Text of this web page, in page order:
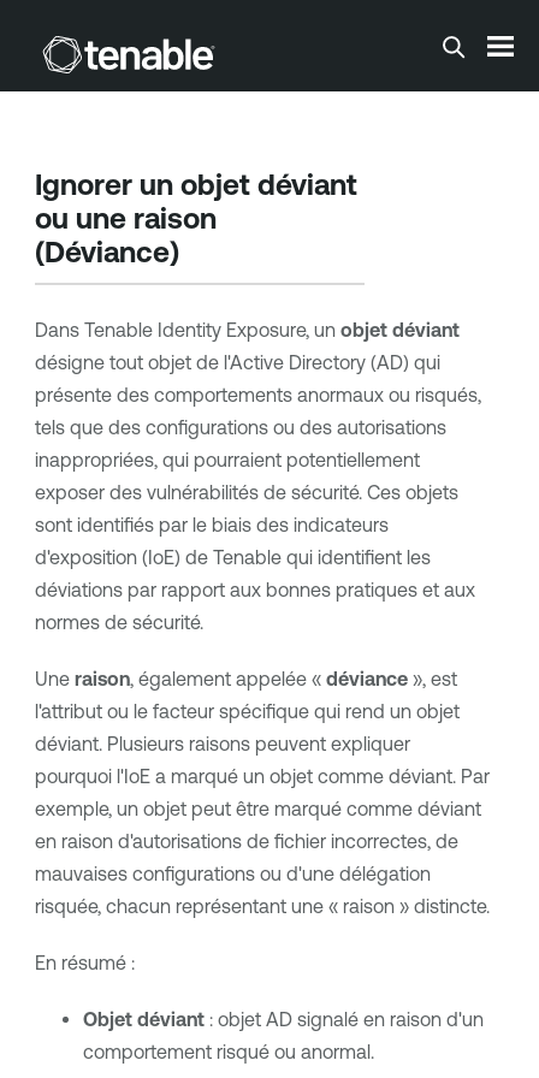
Passer au contenu principal
Ignorer un objet déviant
ou une raison
(Déviance)
Dans Tenable Identity Exposure, un objet déviant
désigne tout objet de l'Active Directory (AD) qui
présente des comportements anormaux ou risqués,
tels que des configurations ou des autorisations
inappropriées, qui pourraient potentiellement
exposer des vulnérabilités de sécurité. Ces objets
sont identifiés par le biais des indicateurs
d'exposition (IoE) de Tenable qui identifient les
déviations par rapport aux bonnes pratiques et aux
normes de sécurité.
Une raison, également appelée « déviance», est
l'attribut ou le facteur spécifique qui rend un objet
déviant. Plusieurs raisons peuvent expliquer
pourquoi l'IoE a marqué un objet comme déviant. Par
exemple, un objet peut être marqué comme déviant
en raison d'autorisations de fichier incorrectes, de
mauvaises configurations ou d'une délégation
risquée, chacun représentant une « raison » distincte.
En résumé :
Objet déviant: objet AD signalé en raison d'un
comportement risqué ou anormal.